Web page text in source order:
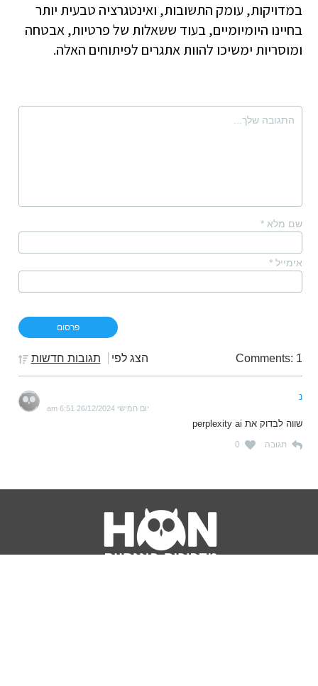
במדויקות, עומק התשובות, ואינטגרציה טבעית יותר
בחיינו היומיומיים, בעוד ששאלות של פרטיות, אבטחה
ומוסריות ימשיכו להוות אתגרים לפיתוחים האלה.
שם מלא *
אימייל *
Comments: 1 הצג לפי תגובות חדשות
נ
יום חמישי 26/12/2024 6:51 am
שווה לבדוק את perplexity ai
תגובה 0